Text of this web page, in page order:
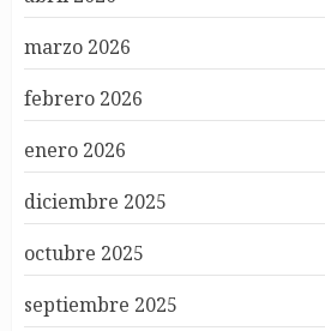
marzo 2026
febrero 2026
enero 2026
diciembre 2025
octubre 2025
septiembre 2025